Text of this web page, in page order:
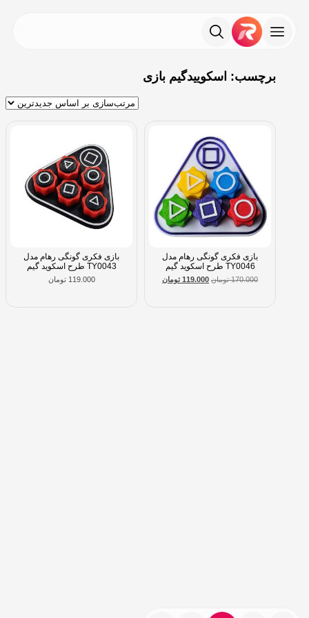
برچسب: اسکوییدگیم بازی
بازی فکری گونگی رهام مدل
TY0046 طرح اسکوید گیم
170.000 تومان 119.000 تومان
بازی فکری گونگی رهام مدل
TY0043 طرح اسکوید گیم
119.000 تومان